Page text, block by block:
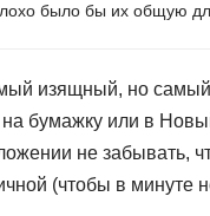
было бы их общую
изящный, но самый
на бумажку или в
не забывать,
(чтобы в минуте